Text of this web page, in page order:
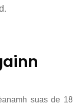
suas de 18